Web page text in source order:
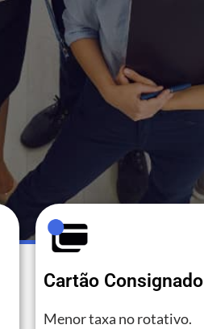
Cartão Consignado
Menor taxa no rotativo.